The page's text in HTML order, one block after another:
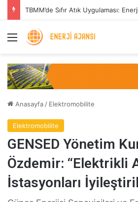
Menü
Anasayfa / Elektromobilite
Elektromobilite
GENSED Yönetim
Özdemir: “Elektrikli
İstasyonları